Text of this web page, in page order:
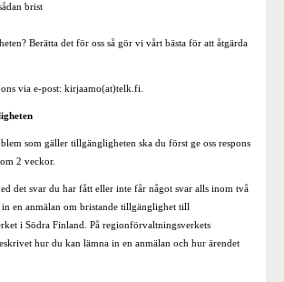
brist
Berätta det för oss så gör vi vårt bästa för att åtgärda
via e-post: kirjaamo(at)telk.fi.
som gäller tillgängligheten ska du först ge oss respons
2 veckor.
det svar du har fått eller inte får något svar alls inom två
en anmälan om bristande tillgänglighet till
i Södra Finland. På regionförvaltningsverkets
hur du kan lämna in en anmälan och hur ärendet